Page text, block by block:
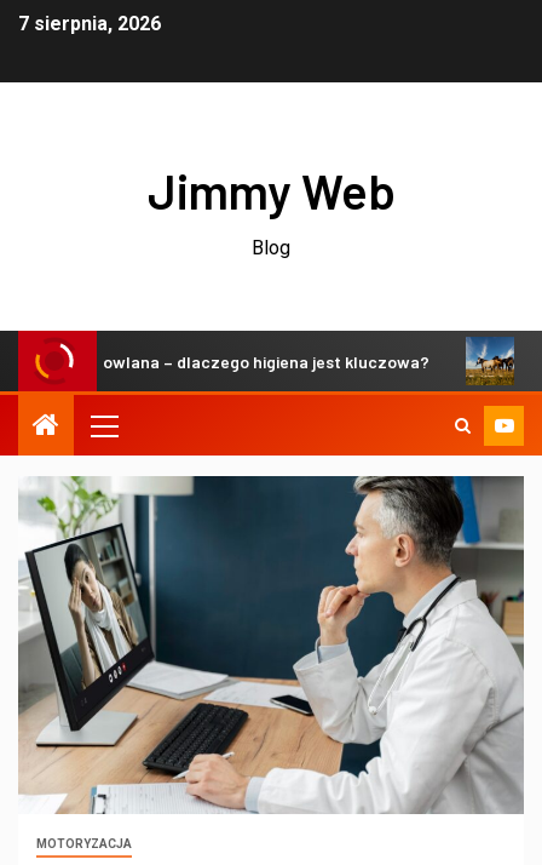
7 sierpnia, 2026
Jimmy Web
Blog
– dlaczego higiena jest kluczowa?
MOTORYZACJA